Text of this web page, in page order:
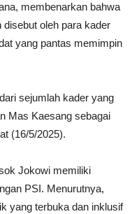
membenarkan bahwa
oleh para kader
yang pantas memimpin
sejumlah kader yang
Mas Kaesang sebagai
(16/5/2025).
Jokowi memiliki
PSI. Menurutnya,
yang terbuka dan inklusif